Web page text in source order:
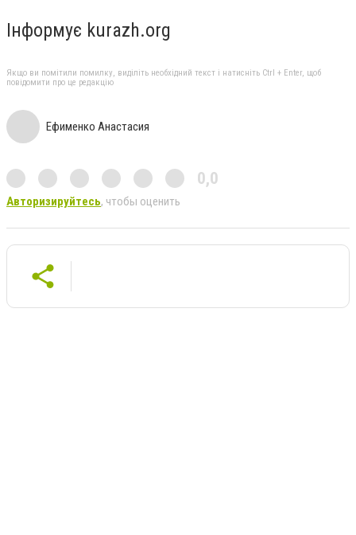
Інформує kurazh.org
Якщо ви помітили помилку, виділіть необхідний текст і натисніть Ctrl + Enter, щоб
повідомити про це редакцію
Ефименко Анастасия
0,0
Авторизируйтесь, чтобы оценить